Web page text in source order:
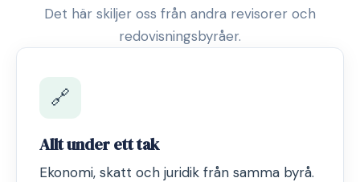
Det här skiljer oss från andra revisorer och
redovisningsbyråer.
🔗
Allt under ett tak
Ekonomi, skatt och juridik från samma byrå.